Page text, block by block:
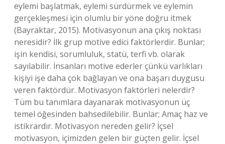
eylemi başlatmak, eylemi sürdürmek ve eylemin
gerçekleşmesi için olumlu bir yöne doğru itmek
(Bayraktar, 2015). Motivasyonun ana çıkış noktası
neresidir? İlk grup motive edici faktörlerdir. Bunlar;
işin kendisi, sorumluluk, statü, terfi vb. olarak
sayılabilir. İnsanları motive ederler çünkü varlıkları
kişiyi işe daha çok bağlayan ve ona başarı duygusu
veren faktördür. Motivasyon faktörleri nelerdir?
Tüm bu tanımlara dayanarak motivasyonun üç
temel öğesinden bahsedilebilir. Bunlar; Amaç haz ve
istikrardır. Motivasyon nereden gelir? İçsel
motivasyon, içimizden gelen bir güçten gelir. İçsel